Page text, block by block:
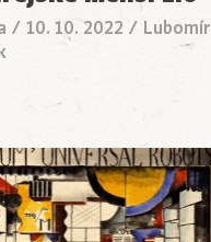
/ 10. 10. 2022 / Lubomír